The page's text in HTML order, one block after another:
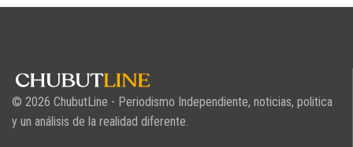
© 2026 ChubutLine - Periodismo Independiente, noticias, politica
y un análisis de la realidad diferente.